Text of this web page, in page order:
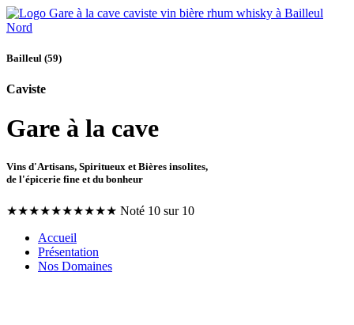
Bailleul (59)
Caviste
Gare à la cave
Vins d'Artisans, Spiritueux et Bières insolites,
de l'épicerie fine et du bonheur
★★★★★★★★★★ Noté 10 sur 10
Accueil
Présentation
Nos Domaines